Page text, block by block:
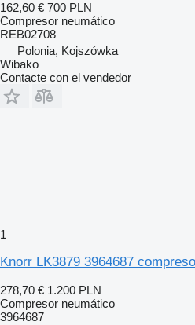
162,60 € 700 PLN
Compresor neumático
REB02708
Polonia, Kojszówka
Wibako
Contacte con el vendedor
1
Knorr LK3879 3964687
278,70 € 1.200 PLN
Compresor neumático
3964687